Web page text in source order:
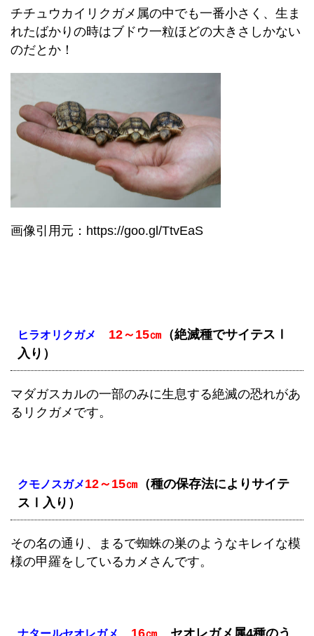
チチュウカイリクガメ属の中でも一番小さく、生ま
れたばかりの時はブドウ一粒ほどの大きさしかない
のだとか！
画像引用元：https://goo.gl/TtvEaS
ヒラオリクガメ 12～15㎝ （絶滅種でサイテスⅠ
入り）
マダガスカルの一部のみに生息する絶滅の恐れがあ
るリクガメです。
クモノスガメ12～15㎝ （種の保存法によりサイテ
スⅠ入り）
その名の通り、まるで蜘蛛の巣のようなキレイな模
様の甲羅をしているカメさんです。